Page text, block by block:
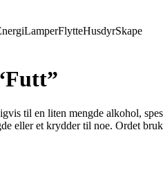
LamperFlytteHusdyrSkape
til en liten mengde alkohol,
eller et krydder til noe. Ordet